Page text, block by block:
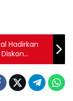
Hadirkan